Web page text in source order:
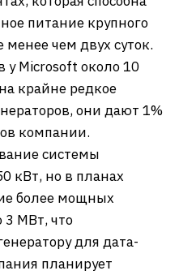
питание крупного
чем двух суток.
у Microsoft около 10
крайне редкое
они дают 1%
компании.
системы
кВт, но в планах
более мощных
3 МВт, что
для дата-
планирует